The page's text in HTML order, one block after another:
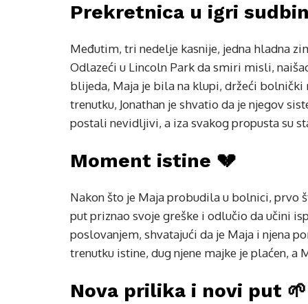
Prekretnica u igri
Međutim, tri nedelje kasnije, jedna hladna
Odlazeći u Lincoln Park da smiri misli,
blijeda, Maja je bila na klupi, držeći
trenutku, Jonathan je shvatio da je njegov
postali nevidljivi, a iza svakog propusta su
Moment istine 💔
Nakon što je Maja probudila u bolnici, prvo
put priznao svoje greške i odlučio da učini
poslovanjem, shvatajući da je Maja i njena
trenutku istine, dug njene majke je plaćen,
Nova prilika i novi put 🌱